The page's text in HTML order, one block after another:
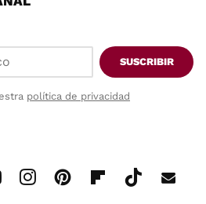
SUSCRIBIR
política de privacidad